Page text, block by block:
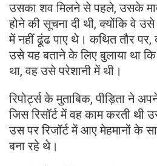
उसका शव मिलने से पहले, उसके
होने की सूचना दी थी, क्योंकि वे
में नहीं ढूंढ पाए थे। कथित तौर
उसे यह बताने के लिए बुलाया था कि
था, वह उसे परेशानी में थी।
रिपोर्ट्स के मुताबिक, पीड़िता ने
जिस रिसॉर्ट में वह काम करती
उस पर रिजॉर्ट में आए मेहमानों के
बना रहे थे।